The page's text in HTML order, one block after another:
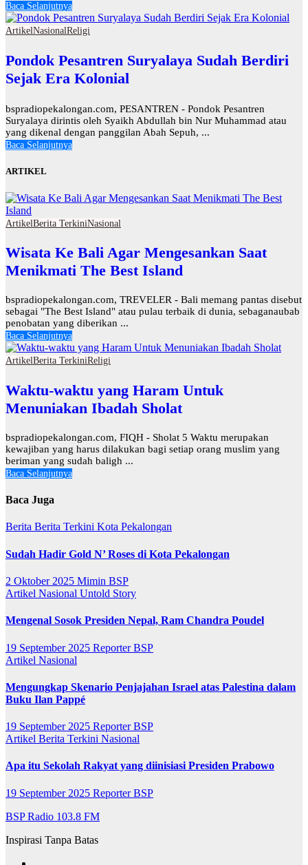
Baca Selanjutnya
ArtikelNasionalReligi
Pondok Pesantren Suryalaya Sudah Berdiri
Sejak Era Kolonial
bspradiopekalongan.com, PESANTREN - Pondok Pesantren
Suryalaya dirintis oleh Syaikh Abdullah bin Nur Muhammad atau
yang dikenal dengan panggilan Abah Sepuh, ...
Baca Selanjutnya
ARTIKEL
ArtikelBerita TerkiniNasional
Wisata Ke Bali Agar Mengesankan Saat
Menikmati The Best Island
bspradiopekalongan.com, TREVELER - Bali memang pantas disebut
sebagai "The Best Island" atau pulau terbaik di dunia, sebaganaubab
penobatan yang diberikan ...
Baca Selanjutnya
ArtikelBerita TerkiniReligi
Waktu-waktu yang Haram Untuk
Menuniakan Ibadah Sholat
bspradiopekalongan.com, FIQH - Sholat 5 Waktu merupakan
kewajiban yang harus dilakukan bagi setiap orang muslim yang
beriman yang sudah baligh ...
Baca Selanjutnya
Baca Juga
Berita Berita Terkini Kota Pekalongan
Sudah Hadir Gold N’ Roses di Kota Pekalongan
2 Oktober 2025 Mimin BSP
Artikel Nasional Untold Story
Mengenal Sosok Presiden Nepal, Ram Chandra Poudel
19 September 2025 Reporter BSP
Artikel Nasional
Mengungkap Skenario Penjajahan Israel atas Palestina dalam
Buku Ilan Pappé
19 September 2025 Reporter BSP
Artikel Berita Terkini Nasional
Apa itu Sekolah Rakyat yang diinisiasi Presiden Prabowo
19 September 2025 Reporter BSP
BSP Radio 103.8 FM
Inspirasi Tanpa Batas